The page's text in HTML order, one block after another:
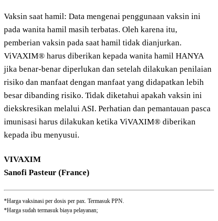
Vaksin saat hamil: Data mengenai penggunaan vaksin ini
pada wanita hamil masih terbatas. Oleh karena itu,
pemberian vaksin pada saat hamil tidak dianjurkan.
ViVAXIM® harus diberikan kepada wanita hamil HANYA
jika benar-benar diperlukan dan setelah dilakukan penilaian
risiko dan manfaat dengan manfaat yang didapatkan lebih
besar dibanding risiko. Tidak diketahui apakah vaksin ini
diekskresikan melalui ASI. Perhatian dan pemantauan pasca
imunisasi harus dilakukan ketika ViVAXIM® diberikan
kepada ibu menyusui.
VIVAXIM
Sanofi Pasteur (France)
*Harga vaksinasi per dosis per pax. Termasuk PPN.
*Harga sudah termasuk biaya pelayanan;